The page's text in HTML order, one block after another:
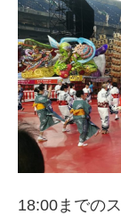
18:00までの